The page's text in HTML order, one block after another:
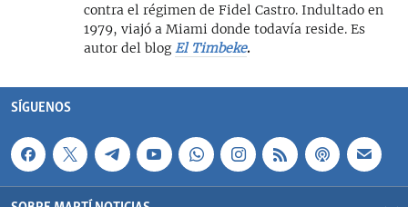
contra el régimen de Fidel Castro. Indultado en
1979, viajó a Miami donde todavía reside. Es
autor del blog El Timbeke.
SÍGUENOS